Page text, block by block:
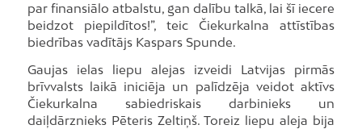
par finansiālo atbalstu, gan dalību talkā, lai šī iecere
beidzot piepildītos!”, teic Čiekurkalna attīstības
biedrības vadītājs Kaspars Spunde.
Gaujas ielas liepu alejas izveidi Latvijas pirmās
brīvvalsts laikā iniciēja un palīdzēja veidot aktīvs
Čiekurkalna sabiedriskais darbinieks un
daiļdārznieks Pēteris Zeltiņš. Toreiz liepu aleja bija